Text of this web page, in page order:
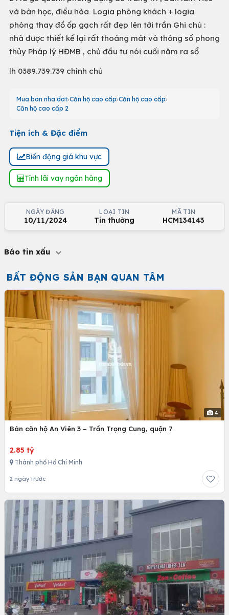
và bàn học, điều hòa Logia phòng khách + logia
phòng thay đồ ốp gạch rất đẹp lên tới trần Ghi chú :
nhà được thiết kế lại rất thoáng mát và thông số phong
thủy Pháp lý HĐMB , chủ đầu tư nói cuối năm ra sổ
lh 0389.739.739 chính chủ
Mua ban nha dat Căn hộ cao cấp Căn hộ cao cấp
Căn hộ cao cấp 2
Tiện ích & Đặc điểm
Biến động giá khu vực
Tính lãi vay ngân hàng
NGÀY ĐĂNG
10/11/2024
LOẠI TIN
Tin thường
MÃ TIN
HCM134143
Báo tin xấu
BẤT ĐỘNG SẢN BẠN QUAN TÂM
4
Bán căn hộ An Viên 3 – Trần Trọng Cung, quận 7
2.85 tỷ
Thành phố Hồ Chí Minh
2 ngày trước